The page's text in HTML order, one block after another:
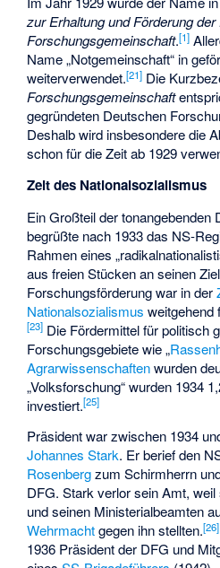
zur Erhaltung und Förderung
Forschungsgemeinschaft.[1]
Name „Notgemeinschaft“ in
weiterverwendet.[21] Die
Forschungsgemeinschaft
gegründeten Deutschen
Deshalb wird insbesondere die
schon für die Zeit ab 1929
Zeit des Nationalsozialismus
Ein Großteil der tonangebenden
begrüßte nach 1933 das NS-
Rahmen eines
aus freien Stücken an seinen
Forschungsförderung war in der
Nationalsozialismus weitgehend
[23] Die Fördermittel für politisch
Forschungsgebiete wie „
Agrarwissenschaftenwurden
„Volksforschung“ wurden 1934
investiert.[25]
Präsident war zwischen 1934
Johannes Stark. Er berief den
Rosenbergzum Schirmherrn
DFG. Stark verlor sein Amt, weil
und seinen Ministerialbeamten
Wehrmachtgegen ihn stellten.[26]
1936 Präsident der DFG und